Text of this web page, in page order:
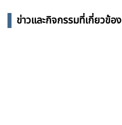
ข่าวและกิจกรรมที่เกี่ยวข้อง